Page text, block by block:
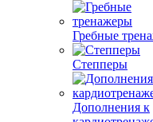
Гребные
Степперы
Дополнения к